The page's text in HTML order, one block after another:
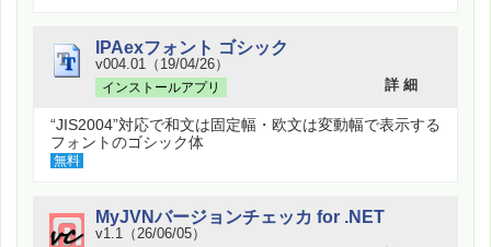
IPAexフォント ゴシック
v004.01（19/04/26）
インストールアプリ
詳 細
“JIS2004”対応で和文は固定幅・欧文は変動幅で表示する
フォントのゴシック体
無料
MyJVNバージョンチェッカ for .NET
v1.1（26/06/05）